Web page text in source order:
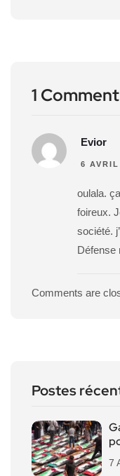
1 Comment
Evior
6
oulala.
foireux.
société.
Défense
Comments are
Postes
7